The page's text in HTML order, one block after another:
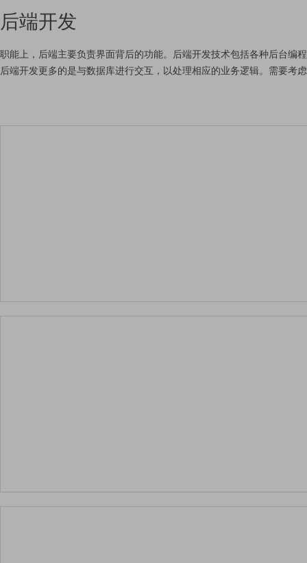
后端开发
职能上，后端主要负责界面背后的功能。后端开发技术包括各种后台编
后端开发更多的是与数据库进行交互，以处理相应的业务逻辑。需要考